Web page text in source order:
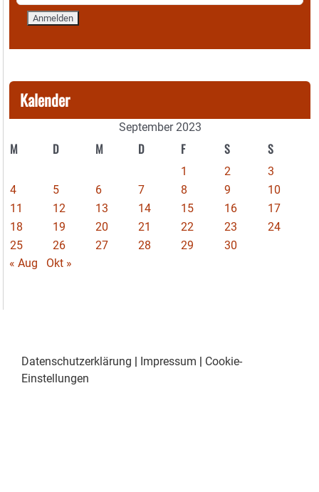
Kalender
September 2023
M D M D F S S
1 2
3
4
5 6 7 8 9
10
11
12 13 14 15 16
17
18
19 20 21 22 23
24
25
26 27 28 29
30
« Aug
Okt »
Datenschutzerklärung | Impressum | Cookie-
Einstellungen